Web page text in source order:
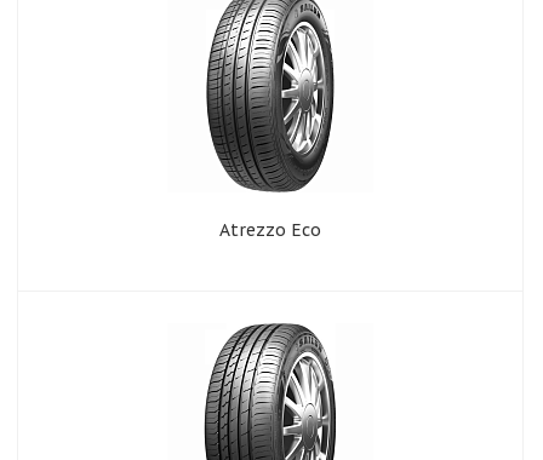
Atrezzo Eco